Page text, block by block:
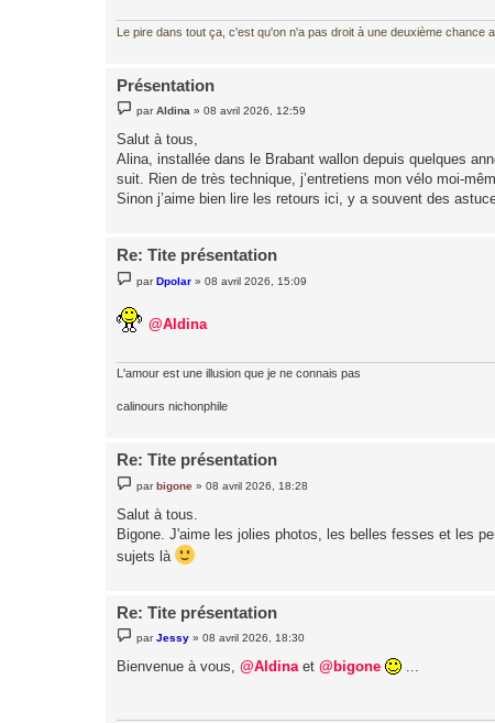
Le pire dans tout ça, c'est qu'on n'a pas droit à une deuxième chance
Présentation
e
s
s
a
g
e
parAldina »08 avril 2026, 12:59
Salut à tous,
Alina, installée dans le Brabant wallon depuis quelques
suit. Rien de très technique, j’entretiens mon vélo moi-
Sinon j’aime bien lire les retours ici, y a souvent des
Re: Tite présentation
e
s
a
parDpolar »08 avril 2026, 15:09
@Aldina
L'amour est une illusion que je ne connais pas
calinours nichonphile
Re: Tite présentation
e
s
s
a
g
e
parbigone »08 avril 2026, 18:28
Salut à tous.
Bigone. J'aime les jolies photos, les belles fesses et les
sujets là
Re: Tite présentation
e
s
parJessy »08 avril 2026, 18:30
Bienvenue à vous, @Aldinaet @bigone ...